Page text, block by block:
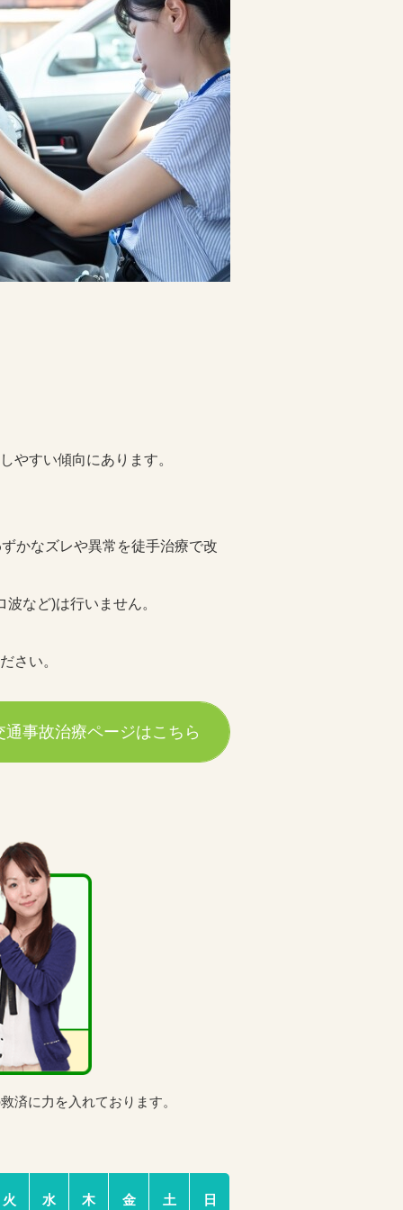
やすい傾向にあります。
かなズレや異常を徒手治療で改
など)は行いません。
さい。
通事故治療ページはこちら
済に力を入れております。
火 水 木 金 土 日